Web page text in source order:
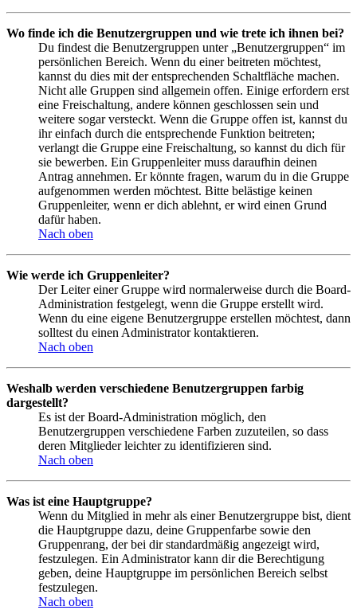
Wo finde ich die Benutzergruppen und wie trete ich ihnen bei?
Du findest die Benutzergruppen unter „Benutzergruppen“ im
persönlichen Bereich. Wenn du einer beitreten möchtest,
kannst du dies mit der entsprechenden Schaltfläche machen.
Nicht alle Gruppen sind allgemein offen. Einige erfordern erst
eine Freischaltung, andere können geschlossen sein und
weitere sogar versteckt. Wenn die Gruppe offen ist, kannst du
ihr einfach durch die entsprechende Funktion beitreten;
verlangt die Gruppe eine Freischaltung, so kannst du dich für
sie bewerben. Ein Gruppenleiter muss daraufhin deinen
Antrag annehmen. Er könnte fragen, warum du in die Gruppe
aufgenommen werden möchtest. Bitte belästige keinen
Gruppenleiter, wenn er dich ablehnt, er wird einen Grund
dafür haben.
Nach oben
Wie werde ich Gruppenleiter?
Der Leiter einer Gruppe wird normalerweise durch die Board-
Administration festgelegt, wenn die Gruppe erstellt wird.
Wenn du eine eigene Benutzergruppe erstellen möchtest, dann
solltest du einen Administrator kontaktieren.
Nach oben
Weshalb werden verschiedene Benutzergruppen farbig
dargestellt?
Es ist der Board-Administration möglich, den
Benutzergruppen verschiedene Farben zuzuteilen, so dass
deren Mitglieder leichter zu identifizieren sind.
Nach oben
Was ist eine Hauptgruppe?
Wenn du Mitglied in mehr als einer Benutzergruppe bist, dient
die Hauptgruppe dazu, deine Gruppenfarbe sowie den
Gruppenrang, der bei dir standardmäßig angezeigt wird,
festzulegen. Ein Administrator kann dir die Berechtigung
geben, deine Hauptgruppe im persönlichen Bereich selbst
festzulegen.
Nach oben